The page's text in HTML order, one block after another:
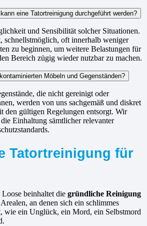
eine Tatortreinigung durchgeführt werden?
und Sensibilität solcher Situationen.
schnellstmöglich, oft innerhalb weniger
zu beginnen, um weitere Belastungen für
Bereich zügig wieder nutzbar zu machen.
Möbeln und Gegenständen?
die nicht gereinigt oder
werden von uns sachgemäß und diskret
den gültigen Regelungen entsorgt. Wir
Einhaltung sämtlicher relevanter
Tatortreinigung für
beinhaltet die gründliche Reinigung
an denen sich ein schlimmes
wie ein Unglück, ein Mord, ein Selbstmord